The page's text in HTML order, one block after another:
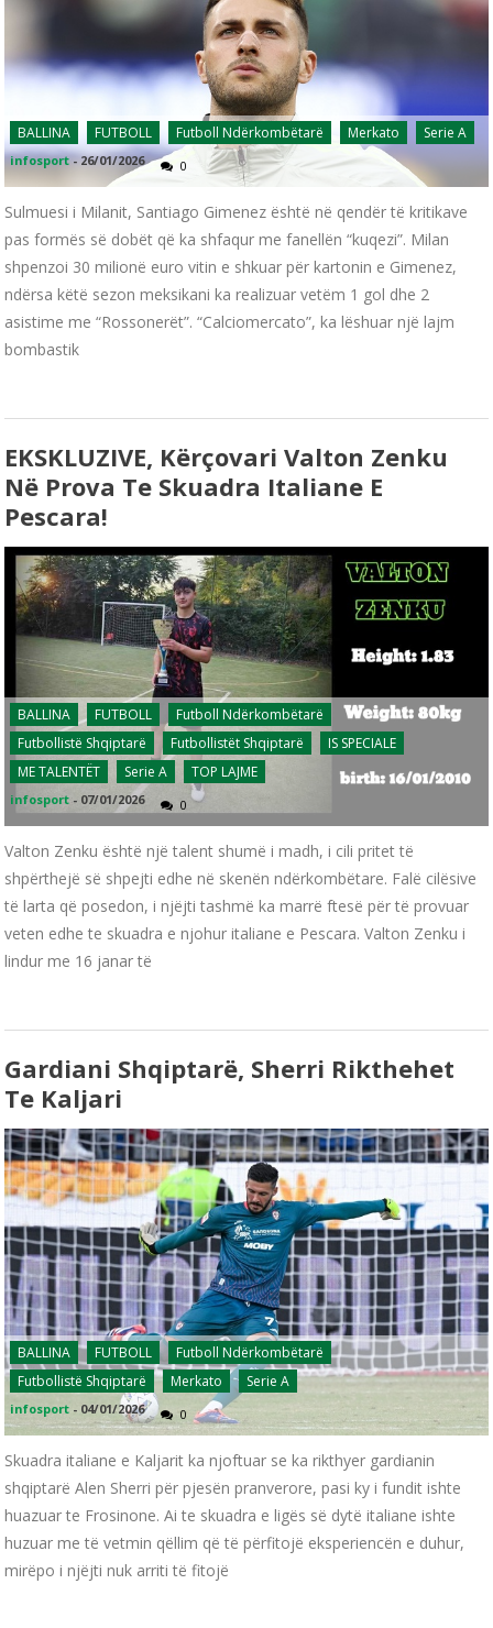
BALLINA FUTBOLL Futboll Ndërkombëtarë Merkato Serie A
infosport -26/01/2026 0
Sulmuesi i Milanit, Santiago Gimenez është në qendër të kritikave
pas formës së dobët që ka shfaqur me fanellën “kuqezi”. Milan
shpenzoi 30 milionë euro vitin e shkuar për kartonin e Gimenez,
ndërsa këtë sezon meksikani ka realizuar vetëm 1 gol dhe 2
asistime me “Rossonerët”. “Calciomercato”, ka lëshuar një lajm
bombastik
EKSKLUZIVE, Kërçovari Valton Zenku
Në Prova Te Skuadra Italiane E
Pescara!
BALLINA FUTBOLL
Futboll Ndërkombëtarë
Futbollistë Shqiptarë
Futbollistët Shqiptarë
IS SPECIALE
ME TALENTËT
Serie A TOP LAJME
infosport - 07/01/2026 0
Valton Zenku është një talent shumë i madh, i cili pritet të
shpërthejë së shpejti edhe në skenën ndërkombëtare. Falë cilësive
të larta që posedon, i njëjti tashmë ka marrë ftesë për të provuar
veten edhe te skuadra e njohur italiane e Pescara. Valton Zenku i
lindur me 16 janar të
Gardiani Shqiptarë, Sherri Rikthehet
Te Kaljari
BALLINA FUTBOLL
Futboll Ndërkombëtarë
Futbollistë Shqiptarë
Merkato Serie A
infosport - 04/01/2026 0
Skuadra italiane e Kaljarit ka njoftuar se ka rikthyer gardianin
shqiptarë Alen Sherri për pjesën pranverore, pasi ky i fundit ishte
huazuar te Frosinone. Ai te skuadra e ligës së dytë italiane ishte
huzuar me të vetmin qëllim që të përfitojë eksperiencën e duhur,
mirëpo i njëjti nuk arriti të fitojë